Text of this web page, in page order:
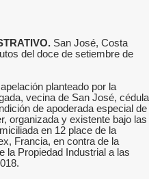
San José, Costa
del doce de setiembre de
planteado por la
vecina de San José, cédula
de apoderada especial de
organizada y existente bajo las
en 12 place de la
Francia, en contra de la
la Propiedad Industrial a las